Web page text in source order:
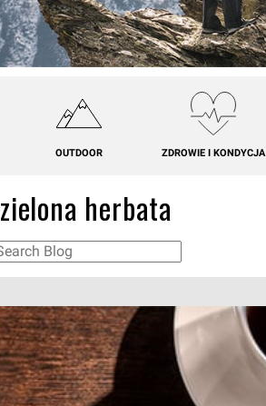
OUTDOOR ZDROWIE I KONDYCJA
zielona herbata